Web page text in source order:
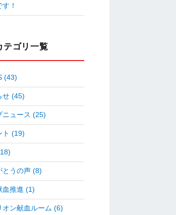
！
テゴリ一覧
(43)
せ (45)
ニュース (25)
ト (19)
とうの声 (8)
血推進 (1)
オン献血ルーム (6)